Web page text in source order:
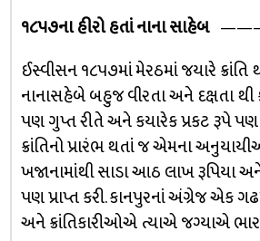
૧૮૫૭ના હીરો હતાં નાના સાહેબ
ઈસ્વીસન ૧૮૫૭માં મેરઠમાં જયારે ક્રાંતિ
નાનાસહેબે બહુજ વીરતા અને દક્ષતા થી
પણ ગુપ્ત રીતે અને કયારેક પ્રકટ રૂપે પણ
ક્રાંતિનો પ્રારંભ થતાં જ એમના
ખજાનામાંથી સાડા આઠ લાખ રૂપિયા
પણ પ્રાપ્ત કરી. કાનપુરનાં અંગ્રેજ એક
અને ક્રાંતિકારીઓએ ત્યાએ જગ્યાએ